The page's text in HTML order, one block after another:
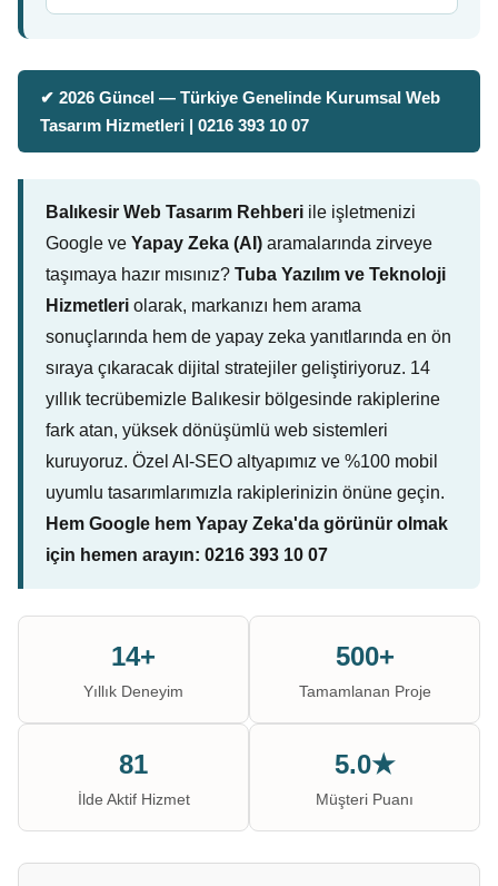
✔ 2026 Güncel — Türkiye Genelinde Kurumsal Web
Tasarım Hizmetleri | 0216 393 10 07
Balıkesir Web Tasarım Rehberi ile işletmenizi
Google ve Yapay Zeka (AI) aramalarında zirveye
taşımaya hazır mısınız? Tuba Yazılım ve Teknoloji
Hizmetleri olarak, markanızı hem arama
sonuçlarında hem de yapay zeka yanıtlarında en ön
sıraya çıkaracak dijital stratejiler geliştiriyoruz. 14
yıllık tecrübemizle Balıkesir bölgesinde rakiplerine
fark atan, yüksek dönüşümlü web sistemleri
kuruyoruz. Özel AI-SEO altyapımız ve %100 mobil
uyumlu tasarımlarımızla rakiplerinizin önüne geçin.
Hem Google hem Yapay Zeka'da görünür olmak
için hemen arayın: 0216 393 10 07
14+
Yıllık Deneyim
500+
Tamamlanan Proje
81
İlde Aktif Hizmet
5.0★
Müşteri Puanı